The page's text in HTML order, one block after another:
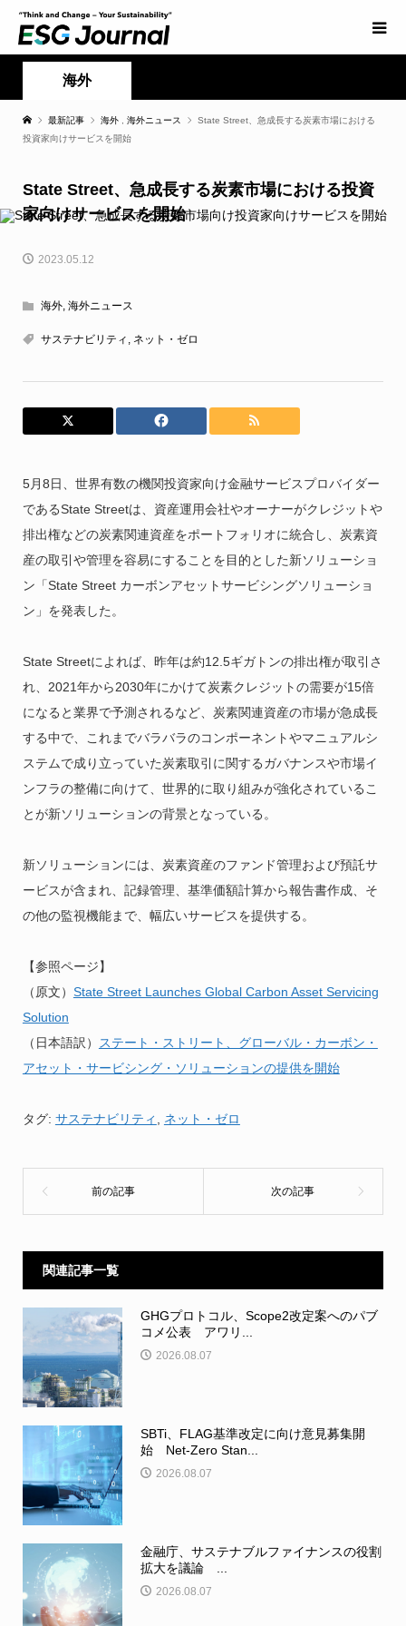
海外
最新記事 海外 海外ニュース
State Street、急成長する炭素市場における
投資家向けサービスを開始
State Street、急成長する炭素市場における投資
家向けサービスを開始
2023.05.12
海外, 海外ニュース
サステナビリティ , ネット・ゼロ
5月8日、世界有数の機関投資家向け金融サービスプロバイダー
であるState Streetは、資産運用会社やオーナーがクレジットや
排出権などの炭素関連資産をポートフォリオに統合し、炭素資
産の取引や管理を容易にすることを目的とした新ソリューショ
ン「State Street カーボンアセットサービシングソリューショ
ン」を発表した。
State Streetによれば、昨年は約12.5ギガトンの排出権が取引さ
れ、2021年から2030年にかけて炭素クレジットの需要が15倍
になると業界で予測されるなど、炭素関連資産の市場が急成長
する中で、これまでバラバラのコンポーネントやマニュアルシ
ステムで成り立っていた炭素取引に関するガバナンスや市場イ
ンフラの整備に向けて、世界的に取り組みが強化されているこ
とが新ソリューションの背景となっている。
新ソリューションには、炭素資産のファンド管理および預託サ
ービスが含まれ、記録管理、基準価額計算から報告書作成、そ
の他の監視機能まで、幅広いサービスを提供する。
【参照ページ】
（原文） State Street Launches Global Carbon Asset Servicing
Solution
（日本語訳）
ステート・ストリート、グローバル・カーボン・
アセット・サービシング・ソリューションの提供を開始
タグ: サステナビリティ ネット・ゼロ
関連記事一覧
GHGプロトコル、Scope2改定案へのパブ
コメ公表 アワリ...
2026.08.07
SBTi、FLAG基準改定に向け意見募集開
始 Net-Zero Stan...
2026.08.07
金融庁、サステナブルファイナンスの役割
拡大を議論 ...
2026.08.07